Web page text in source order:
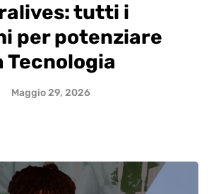
tutti i
per potenziare
Tecnologia
Maggio 29, 2026